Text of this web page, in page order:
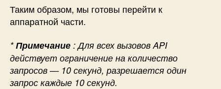
Таким образом, мы готовы перейти к
аппаратной части.
*Примечание : Для всех вызовов API
действует ограничение на количество
запросов — 10 секунд, разрешается один
запрос каждые 10 секунд.